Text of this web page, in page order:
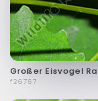
Großer Eisvogel
f26767